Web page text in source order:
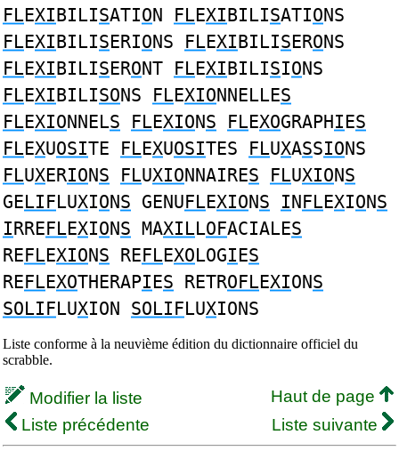
FLEXIBILISATION FLEXIBILISATIONS
FLEXIBILISERIONS FLEXIBILISERONS
FLEXIBILISERONT FLEXIBILISIONS
FLEXIBILISONS FLEXIONNELLES
FLEXIONNELS FLEXIONS FLEXOGRAPHIES
FLEXUOSITE FLEXUOSITES FLUXASSIONS
FLUXERIONS FLUXIONNAIRES FLUXIONS
GELIFLUXIONS GENUFLEXIONS INFLEXIONS
IRREFLEXIONS MAXILLOFACIALES
REFLEXIONS REFLEXOLOGIES
REFLEXOTHERAPIES RETROFLEXIONS
SOLIFLUXION SOLIFLUXIONS
Liste conforme à la neuvième édition du dictionnaire officiel du
scrabble.
Modifier la liste
Haut de page
Liste précédente
Liste suivante